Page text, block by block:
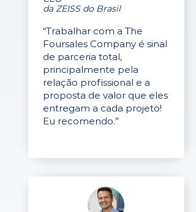
da ZEISS do Brasil
“Trabalhar com a The
Foursales Company é sinal
de parceria total,
principalmente pela
relação profissional e a
proposta de valor que eles
entregam a cada projeto!
Eu recomendo.”